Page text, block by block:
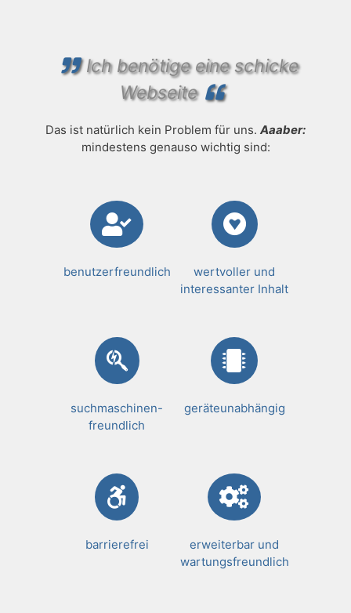
Ich benötige eine schicke
Webseite
Das ist natürlich kein Problem für uns. Aaaber:
mindestens genauso wichtig sind:
benutzerfreundlich
wertvoller und
interessanter Inhalt
suchmaschinen-
freundlich
geräteunabhängig
barrierefrei
erweiterbar und
wartungsfreundlich